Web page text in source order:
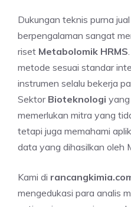
Dukungan teknis purna
berpengalaman sangat
riset Metabolomik HRMS
metode sesuai standar
instrumen selalu bekerja
Sektor Bioteknologi
memerlukan mitra yang
tetapi juga memahami
data yang dihasilkan oleh
Kami di
mengedukasi para analis